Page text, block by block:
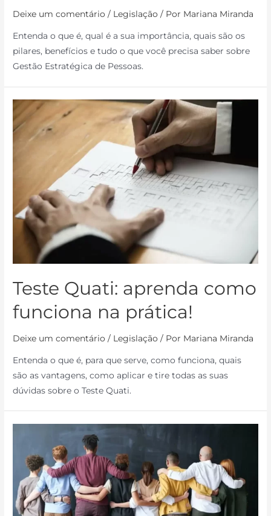
Deixe um comentário / Legislação / Por Mariana Miranda
Entenda o que é, qual é a sua importância, quais são os
pilares, benefícios e tudo o que você precisa saber sobre
Gestão Estratégica de Pessoas.
Teste Quati: aprenda como
funciona na prática!
Deixe um comentário / Legislação / Por Mariana Miranda
Entenda o que é, para que serve, como funciona, quais
são as vantagens, como aplicar e tire todas as suas
dúvidas sobre o Teste Quati.